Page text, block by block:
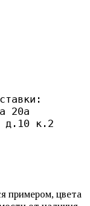
20а
д.10 к.2
примером, цвета